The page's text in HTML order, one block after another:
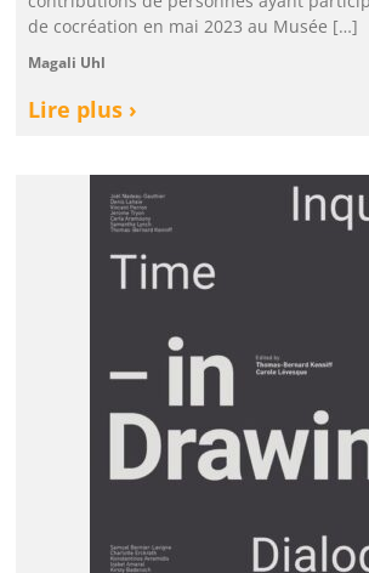
de cocréation en mai 2023 au Musée […]
Magali Uhl
Lire plus ›